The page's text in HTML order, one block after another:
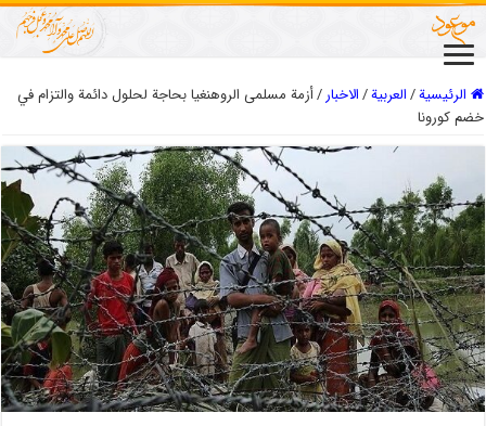
الرئيسية/العربیة/الاخبار/أزمة مسلمی الروهنغيا بحاجة لحلول دائمة والتزام في
خضم كورونا